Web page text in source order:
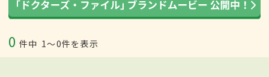
0 件中 1〜0件を表示